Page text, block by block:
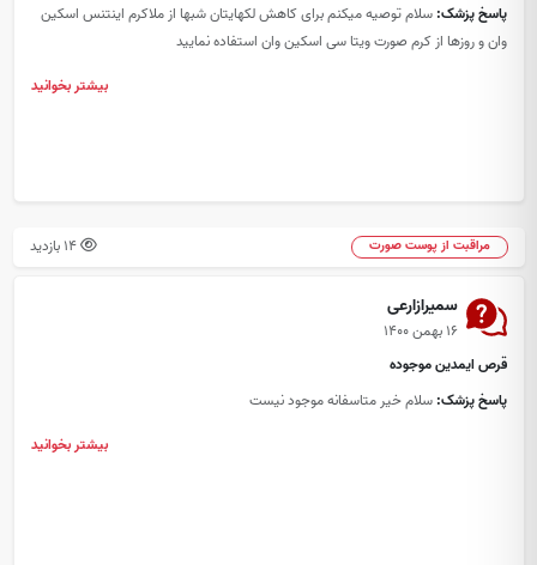
پاسخ پزشک: سلام توصیه میکنم برای کاهش لکهایتان شبها از ملاکرم اینتنس اسکین
وان و روزها از کرم صورت ویتا سی اسکین وان استفاده نمایید
بیشتر بخوانید
مراقبت از پوست صورت 14 بازدید
سمیرازارعی
۱۶ بهمن ۱۴۰۰
قرص ایمدین موجوده
پاسخ پزشک: سلام خیر متاسفانه موجود نیست
بیشتر بخوانید